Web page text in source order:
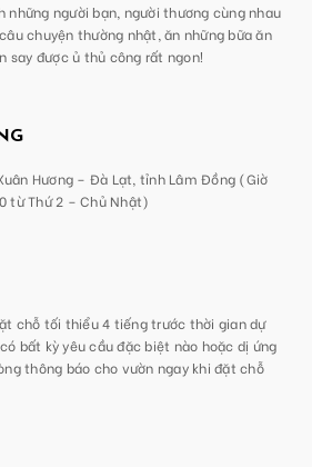
những người bạn, người thương cùng nhau
chuyện thường nhật, ăn những bữa ăn
say được ủ thủ công rất ngon!
Hương – Đà Lạt, tỉnh Lâm Đồng (Giờ
từ Thứ 2 – Chủ Nhật)
chỗ tối thiểu 4 tiếng trước thời gian dự
bất kỳ yêu cầu đặc biệt nào hoặc dị ứng
thông báo cho vườn ngay khi đặt chỗ